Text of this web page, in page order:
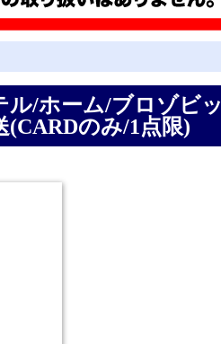
ル/ホーム/ブロゾビッ
のみ/1点限)